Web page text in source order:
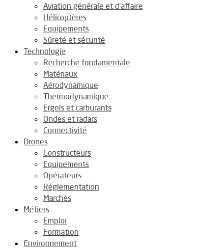
Aviation générale et d’affaire
Hélicoptères
Equipements
Sûreté et sécurité
Technologie
Recherche fondamentale
Matériaux
Aérodynamique
Thermodynamique
Ergols et carburants
Ondes et radars
Connectivité
Drones
Constructeurs
Equipements
Opérateurs
Réglementation
Marchés
Métiers
Emploi
Formation
Environnement